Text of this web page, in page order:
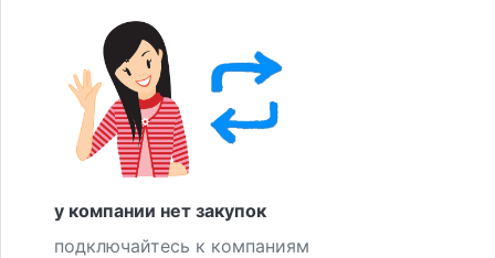
у компании нет закупок
подключайтесь к компаниям